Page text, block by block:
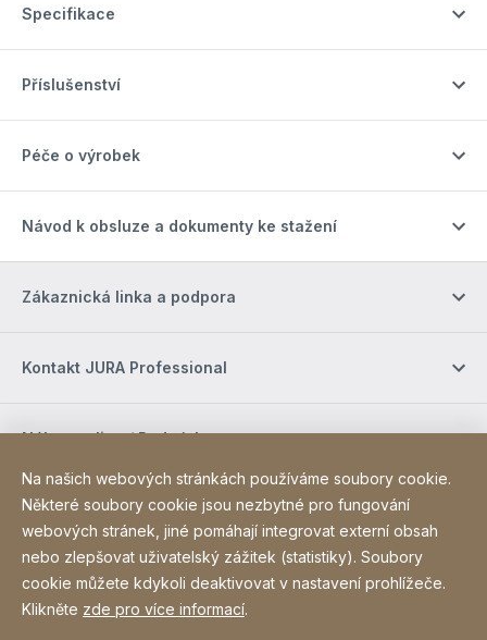
Specifikace
Příslušenství
Péče o výrobek
Návod k obsluze a dokumenty ke stažení
Zákaznická linka a podpora
Kontakt JURA Professional
Nákup online / Podmínky
Sociální média
Site Web
[Website information]
Poděkování Sitemap
Na našich webových stránkách používáme soubory cookie.
Některé soubory cookie jsou nezbytné pro fungování
webových stránek, jiné pomáhají integrovat externí obsah
nebo zlepšovat uživatelský zážitek (statistiky). Soubory
cookie můžete kdykoli deaktivovat v nastavení prohlížeče.
Klikněte zde pro více informací.